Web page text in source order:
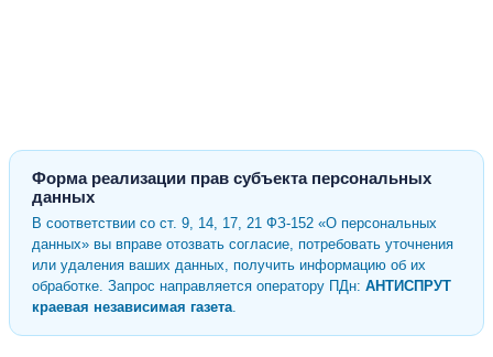
Форма реализации прав субъекта персональных
данных
В соответствии со ст. 9, 14, 17, 21 ФЗ-152 «О персональных
данных» вы вправе отозвать согласие, потребовать уточнения
или удаления ваших данных, получить информацию об их
обработке. Запрос направляется оператору ПДн: АНТИСПРУТ
краевая независимая газета.